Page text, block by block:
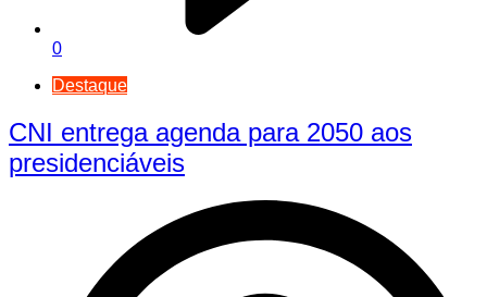
0
Destaque
CNI entrega agenda para 2050 aos
presidenciáveis